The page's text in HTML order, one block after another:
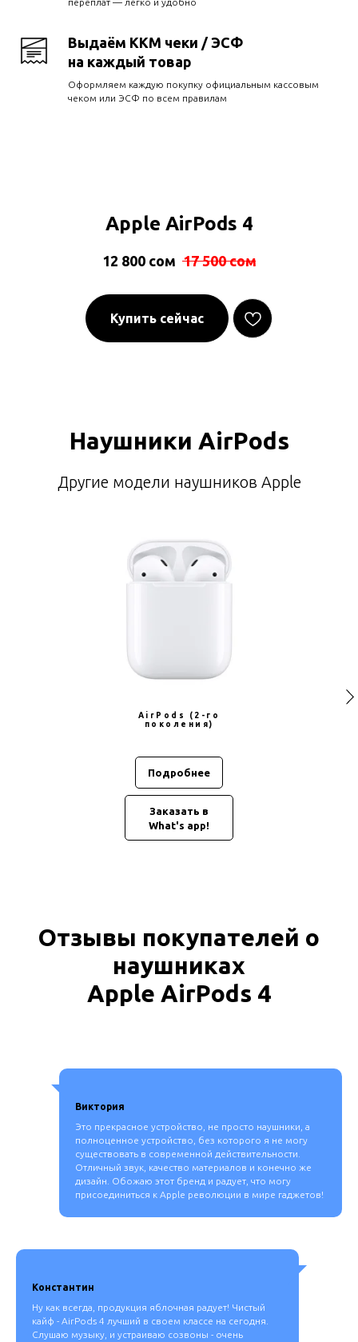
переплат — легко и удобно
Выдаём ККМ чеки / ЭСФ
на каждый товар
Оформляем каждую покупку официальным кассовым
чеком или ЭСФ по всем правилам
Apple AirPods 4
12 800 сом 17 500 сом
Купить сейчас
Наушники AirPods
Другие модели наушников Apple
AirPods (2-го
поколения)
Подробнее
Заказать в
What's app!
Отзывы покупателей о
наушниках
Apple AirPods 4
Виктория
Это прекрасное устройство, не просто наушники, а
полноценное устройство, без которого я не могу
существовать в современной действительности.
Отличный звук, качество материалов и конечно же
дизайн. Обожаю этот бренд и радует, что могу
присоединиться к Apple революции в мире гаджетов!
Константин
Ну как всегда, продукция яблочная радует! Чистый
кайф - AirPods 4 лучший в своем классе на сегодня.
Слушаю музыку, и устраиваю созвоны - очень